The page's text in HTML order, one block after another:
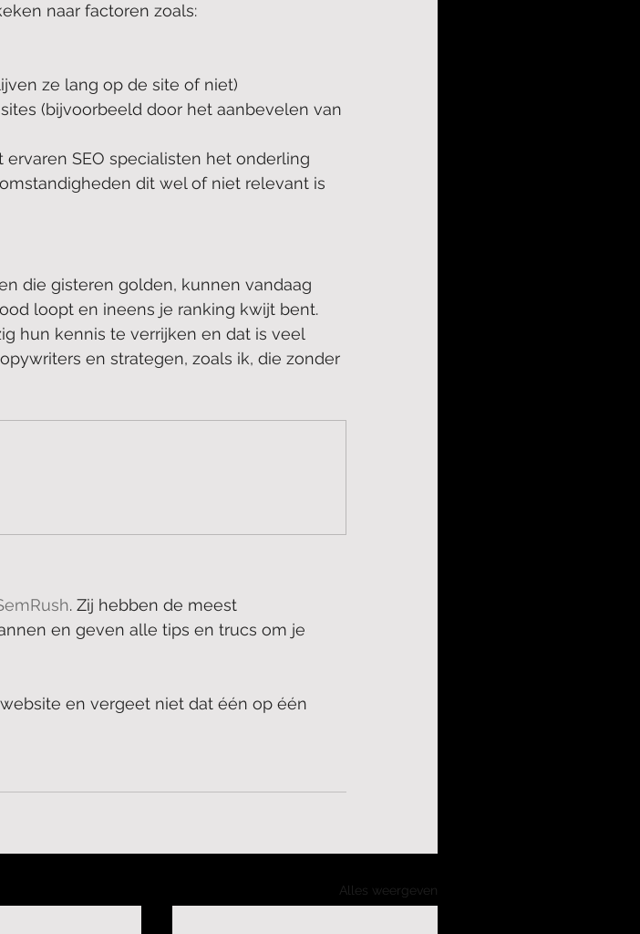
naar factoren zoals:
ze lang op de site of niet)
(bijvoorbeeld door het aanbevelen van
SEO specialisten het onderling
dit wel of niet relevant is
die gisteren golden, kunnen vandaag
loopt en ineens je ranking kwijt bent.
hun kennis te verrijken en dat is veel
en strategen, zoals ik, die zonder
. Zij hebben de meest
en geven alle tips en trucs om je
en vergeet niet dat één op één
Alles weergeven